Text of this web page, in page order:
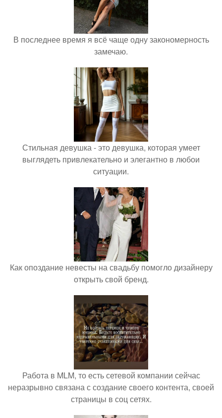
В последнее время я всё чаще одну закономерность
замечаю.
Стильная девушка - это девушка, которая умеет
выглядеть привлекательно и элегантно в любои
ситуации.
Как опоздание невесты на свадьбу помогло дизайнеру
открыть свой бренд.
Работа в MLM, то есть сетевой компании сейчас
неразрывно связана с создание своего контента, своей
страницы в соц сетях.